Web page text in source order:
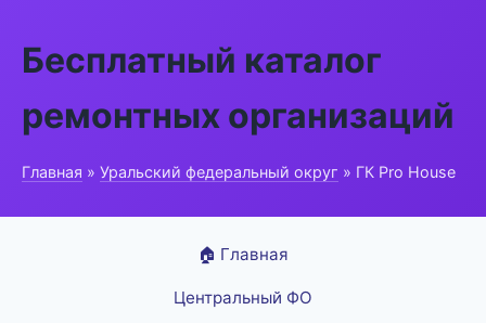
Бесплатный каталог
ремонтных организаций
Главная » Уральский федеральный округ » ГК Pro House
🏠 Главная
Центральный ФО